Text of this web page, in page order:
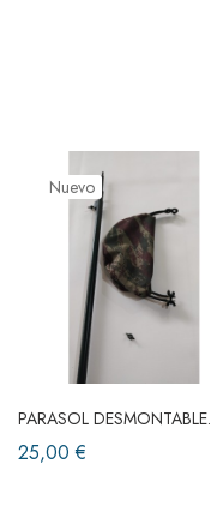
Nuevo
PARASOL DESMONTABLE.
25,00 €